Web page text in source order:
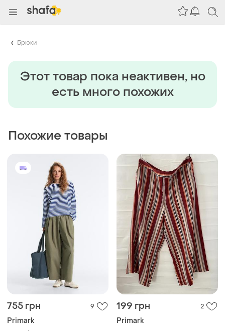
Брюки
Этот товар пока неактивен, но
есть много похожих
Похожие товары
755 грн 9
Primark
199 грн 2
Primark